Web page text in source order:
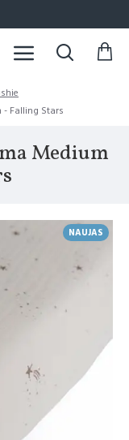
- Falling Stars
Medium
NAUJAS